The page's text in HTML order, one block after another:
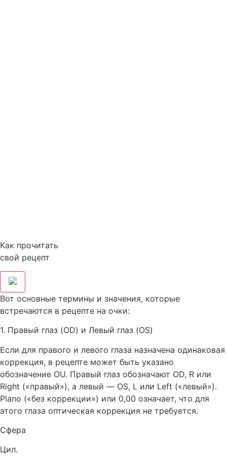
Как прочитать
свой рецепт
Вот основные термины и значения, которые
встречаются в рецепте на очки:
1. Правый глаз (OD) и Левый глаз (OS)
Если для правого и левого глаза назначена одинаковая
коррекция, в рецепте может быть указано
обозначение OU. Правый глаз обозначают OD, R или
Right («правый»), а левый — OS, L или Left («левый»).
Plano («без коррекции») или 0,00 означает, что для
этого глаза оптическая коррекция не требуется.
Сфера
Цил.